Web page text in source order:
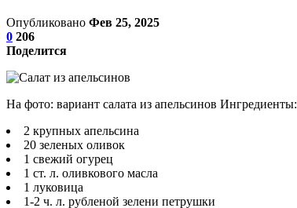
Опубликовано Фев 25, 2025
0 206
Поделится
На фото: вариант салата из апельсинов Ингредиенты:
2 крупных апельсина
20 зеленых оливок
1 свежий огурец
1 ст. л. оливкового масла
1 луковица
1-2 ч. л. рубленой зелени петрушки